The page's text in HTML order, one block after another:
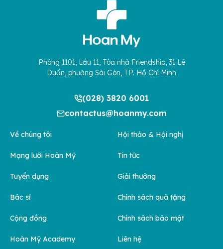
Phòng 1101, Lầu 11, Tòa nhà Friendship, 31 Lê
Duẩn, phường Sài Gòn, TP. Hồ Chí Minh
(028) 3820 6001
contactus@hoanmy.com
Về chúng tôi
Mạng lưới Hoàn Mỹ
Tuyển dụng
Bác sĩ
Cộng đồng
Hoàn Mỹ Academy
Hội thảo & Hội nghị
Tin tức
Giải thưởng
Chính sách quà tặng
Chính sách bảo mật
Liên hệ